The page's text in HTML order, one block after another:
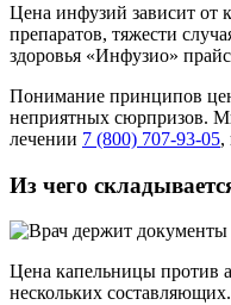
Цена инфузий зависит от
препаратов, тяжести
здоровья «Инфузио»
Понимание принципов
неприятных сюрпризов.
лечении 7 (800) 707-93-05,
Из чего
Цена капельницы против
нескольких составляющих.